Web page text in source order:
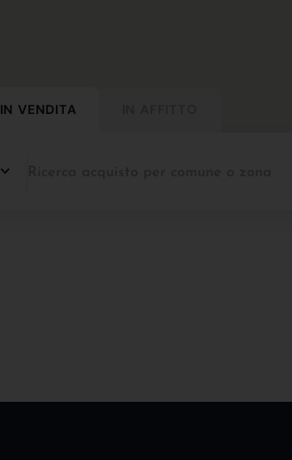
IN VENDITA